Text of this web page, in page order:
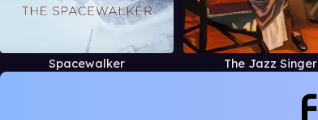
Spacewalker The Jazz Singer